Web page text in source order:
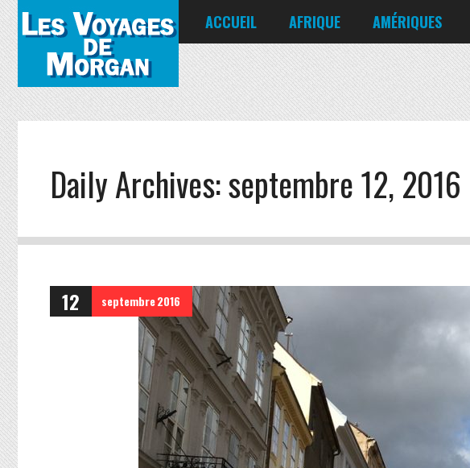
ACCUEIL AFRIQUE
Égypte
Kenya
AMÉRIQUES
Canada
Chili
Daily Archives:septembre 12, 2016
12 septembre2016